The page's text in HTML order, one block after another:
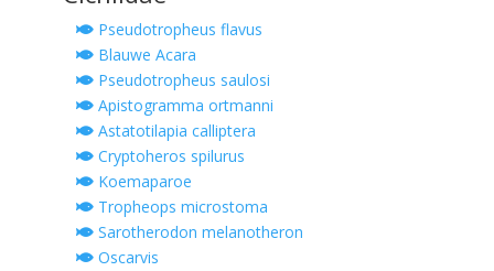
Pseudotropheus flavus
Blauwe Acara
Pseudotropheus saulosi
Apistogramma ortmanni
Astatotilapia calliptera
Cryptoheros spilurus
Koemaparoe
Tropheops microstoma
Sarotherodon melanotheron
Oscarvis